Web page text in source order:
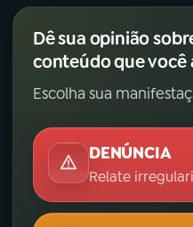
YouTube
TikTok
Dê sua opinião
conteúdo que você
Escolha sua
DENÚNCIA
Relate